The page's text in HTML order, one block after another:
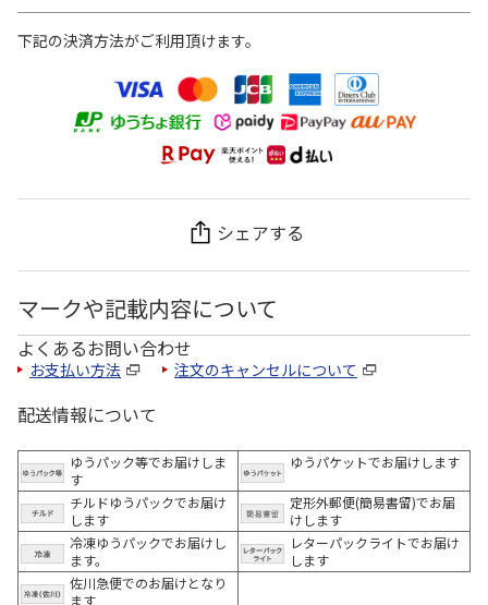
下記の決済方法がご利用頂けます。
シェアする
マークや記載内容について
よくあるお問い合わせ
お支払い方法 注文のキャンセルについて
配送情報について
ゆうパック等でお届けしま
す
ゆうパケットでお届けします
チルドゆうパックでお届け
します
定形外郵便(簡易書留)でお届
けします
冷凍ゆうパックでお届けし
ます。
レターパックライトでお届け
します
佐川急便でのお届けとなり
ます